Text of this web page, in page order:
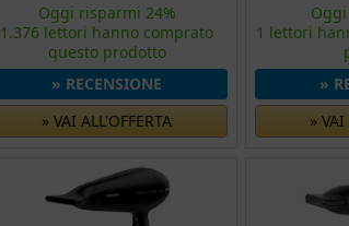
Oggi risparmi 24%
1.376 lettori hanno comprato
questo prodotto
» RECENSIONE
» VAI ALL'OFFERTA
1 lettori
»
» VAI